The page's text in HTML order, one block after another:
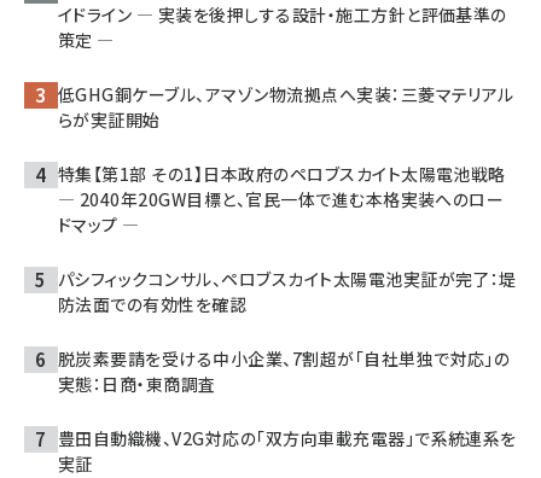
イドライン ― 実装を後押しする設計・施工方針と評価基準の
策定 ―
低GHG銅ケーブル、アマゾン物流拠点へ実装：三菱マテリアル
らが実証開始
特集【第1部 その1】日本政府のペロブスカイト太陽電池戦略
― 2040年20GW目標と、官民一体で進む本格実装へのロー
ドマップ ―
パシフィックコンサル、ペロブスカイト太陽電池実証が完了：堤
防法面での有効性を確認
脱炭素要請を受ける中小企業、7割超が「自社単独で対応」の
実態：日商・東商調査
豊田自動織機、V2G対応の「双方向車載充電器」で系統連系を
実証